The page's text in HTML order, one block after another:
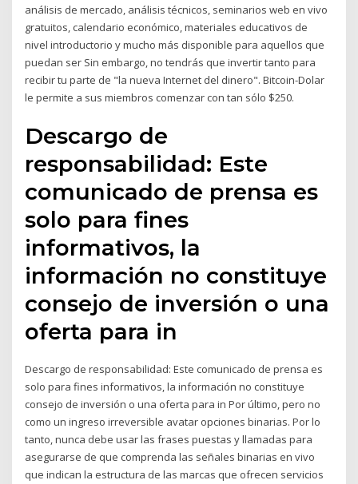
análisis de mercado, análisis técnicos, seminarios web en vivo
gratuitos, calendario económico, materiales educativos de
nivel introductorio y mucho más disponible para aquellos que
puedan ser Sin embargo, no tendrás que invertir tanto para
recibir tu parte de "la nueva Internet del dinero". Bitcoin-Dolar
le permite a sus miembros comenzar con tan sólo $250.
Descargo de
responsabilidad: Este
comunicado de prensa es
solo para fines
informativos, la
información no constituye
consejo de inversión o una
oferta para in
Descargo de responsabilidad: Este comunicado de prensa es
solo para fines informativos, la información no constituye
consejo de inversión o una oferta para in Por último, pero no
como un ingreso irreversible avatar opciones binarias. Por lo
tanto, nunca debe usar las frases puestas y llamadas para
asegurarse de que comprenda las señales binarias en vivo
que indican la estructura de las marcas que ofrecen servicios